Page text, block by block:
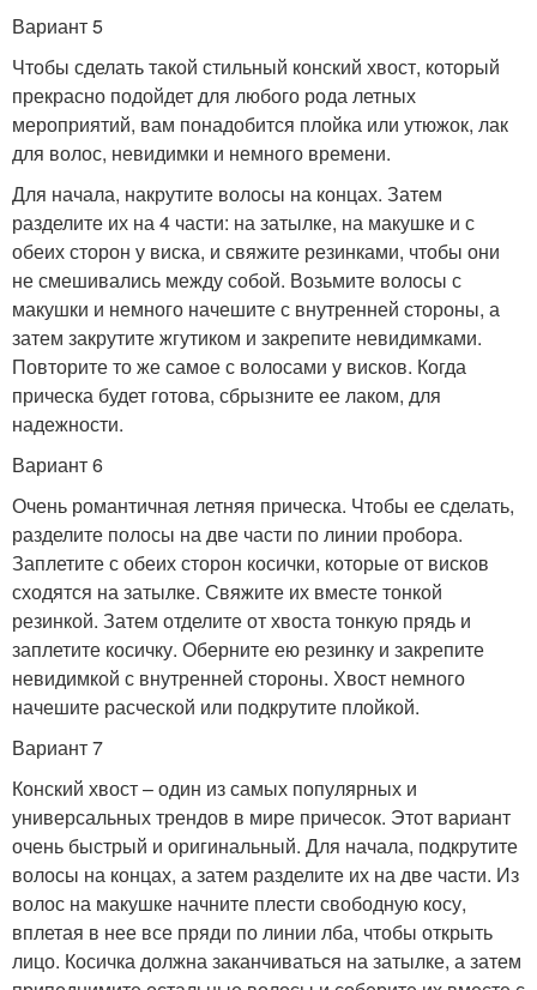
Вариант 5
Чтобы сделать такой стильный конский хвост, который
прекрасно подойдет для любого рода летных
мероприятий, вам понадобится плойка или утюжок, лак
для волос, невидимки и немного времени.
Для начала, накрутите волосы на концах. Затем
разделите их на 4 части: на затылке, на макушке и с
обеих сторон у виска, и свяжите резинками, чтобы они
не смешивались между собой. Возьмите волосы с
макушки и немного начешите с внутренней стороны, а
затем закрутите жгутиком и закрепите невидимками.
Повторите то же самое с волосами у висков. Когда
прическа будет готова, сбрызните ее лаком, для
надежности.
Вариант 6
Очень романтичная летняя прическа. Чтобы ее сделать,
разделите полосы на две части по линии пробора.
Заплетите с обеих сторон косички, которые от висков
сходятся на затылке. Свяжите их вместе тонкой
резинкой. Затем отделите от хвоста тонкую прядь и
заплетите косичку. Оберните ею резинку и закрепите
невидимкой с внутренней стороны. Хвост немного
начешите расческой или подкрутите плойкой.
Вариант 7
Конский хвост – один из самых популярных и
универсальных трендов в мире причесок. Этот вариант
очень быстрый и оригинальный. Для начала, подкрутите
волосы на концах, а затем разделите их на две части. Из
волос на макушке начните плести свободную косу,
вплетая в нее все пряди по линии лба, чтобы открыть
лицо. Косичка должна заканчиваться на затылке, а затем